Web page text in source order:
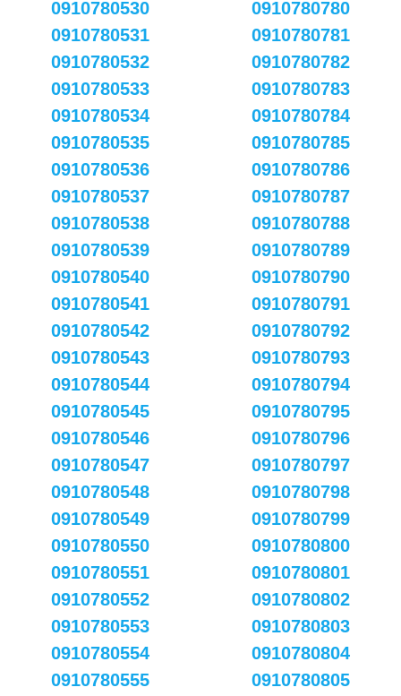
0910780530
0910780531
0910780532
0910780533
0910780534
0910780535
0910780536
0910780537
0910780538
0910780539
0910780540
0910780541
0910780542
0910780543
0910780544
0910780545
0910780546
0910780547
0910780548
0910780549
0910780550
0910780551
0910780552
0910780553
0910780554
0910780555
0910780780
0910780781
0910780782
0910780783
0910780784
0910780785
0910780786
0910780787
0910780788
0910780789
0910780790
0910780791
0910780792
0910780793
0910780794
0910780795
0910780796
0910780797
0910780798
0910780799
0910780800
0910780801
0910780802
0910780803
0910780804
0910780805